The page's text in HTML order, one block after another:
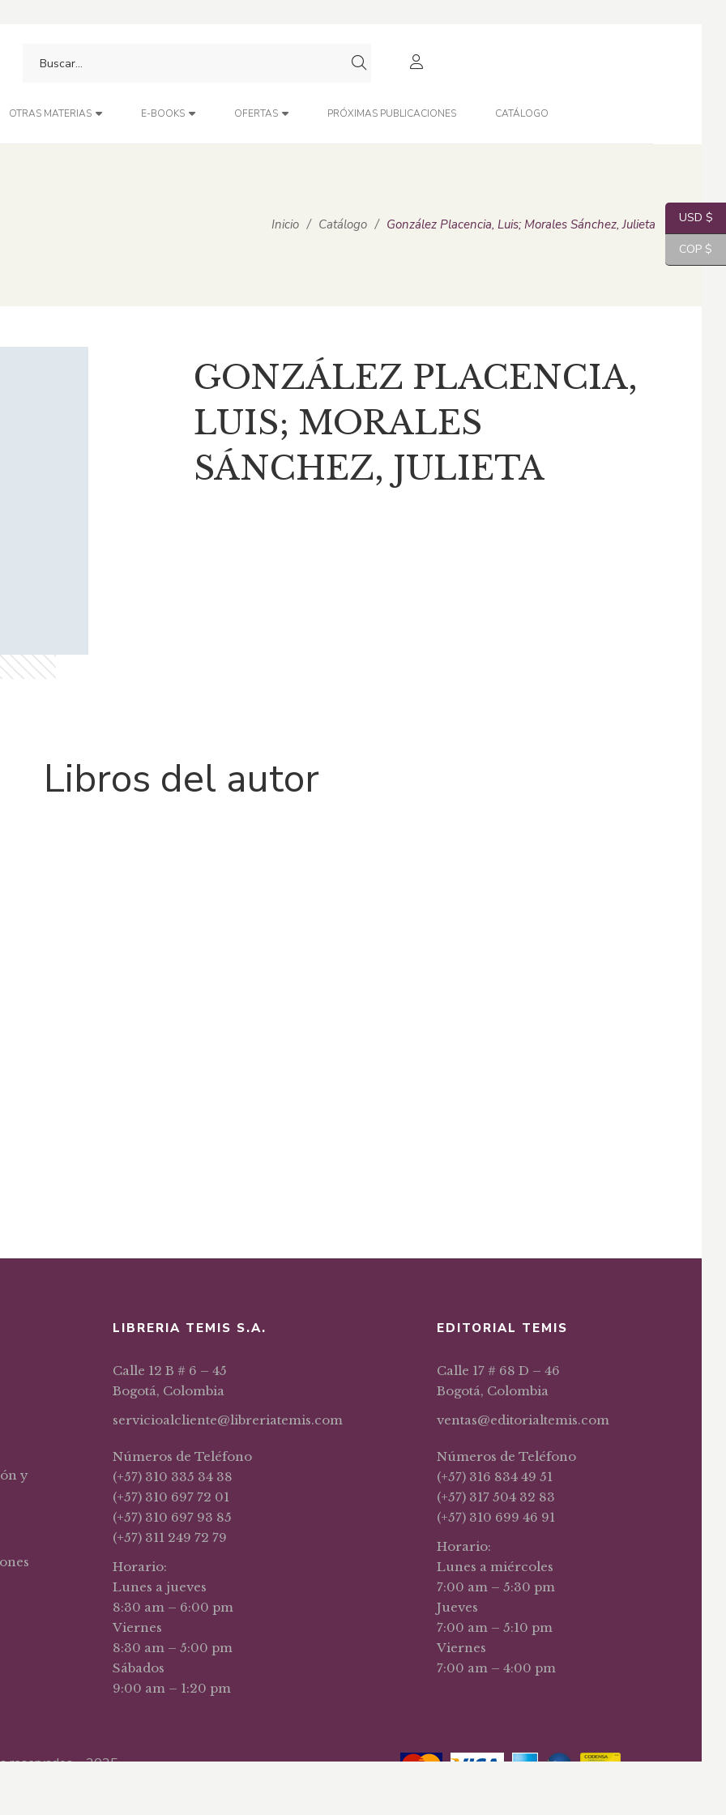
OTRAS MATERIAS E-BOOKS OFERTAS PRÓXIMAS PUBLICACIONES CATÁLOGO
Inicio / Catálogo / González Placencia, Luis; Morales Sánchez, Julieta
GONZÁLEZ PLACENCIA,
LUIS; MORALES
SÁNCHEZ, JULIETA
Libros del autor
y
LIBRERIA TEMIS S.A.
Calle 12 B # 6 – 45
Bogotá, Colombia
servicioalcliente@libreriatemis.com
Números de Teléfono
(+57) 310 335 34 38
(+57) 310 697 72 01
(+57) 310 697 93 85
(+57) 311 249 72 79
Horario:
Lunes a jueves
8:30 am – 6:00 pm
Viernes
8:30 am – 5:00 pm
Sábados
9:00 am – 1:20 pm
EDITORIAL TEMIS
Calle 17 # 68 D – 46
Bogotá, Colombia
ventas@editorialtemis.com
Números de Teléfono
(+57) 316 834 49 51
(+57) 317 504 32 83
(+57) 310 699 46 91
Horario:
Lunes a miércoles
7:00 am – 5:30 pm
Jueves
7:00 am – 5:10 pm
Viernes
7:00 am – 4:00 pm
reservados – 2025
USD $
COP $